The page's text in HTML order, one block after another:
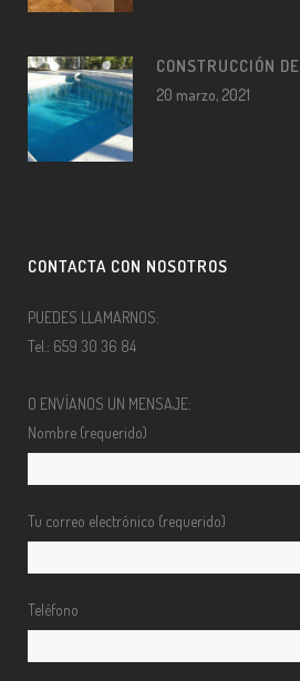
CONSTRUCCIÓN
20 marzo, 2021
CONTACTA CON NOSOTROS
PUEDES LLAMARNOS:
Tel.: 659 30 36 84
O ENVÍANOS UN MENSAJE:
Nombre (requerido)
Tu correo electrónico (requerido)
Teléfono